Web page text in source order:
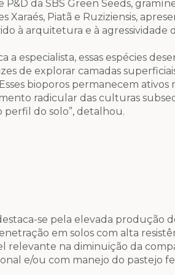
P&D da SBS Green Seeds,
Xaraés, Piatã e Ruziziensis,
à arquitetura e à agressividade
a especialista, essas espécies
de explorar camadas
bioporos permanecem
radicular das culturas
perfil do solo”, detalhou.
se pela elevada
em solos com alta
relevante na diminuição da
e/ou com manejo do pastejo